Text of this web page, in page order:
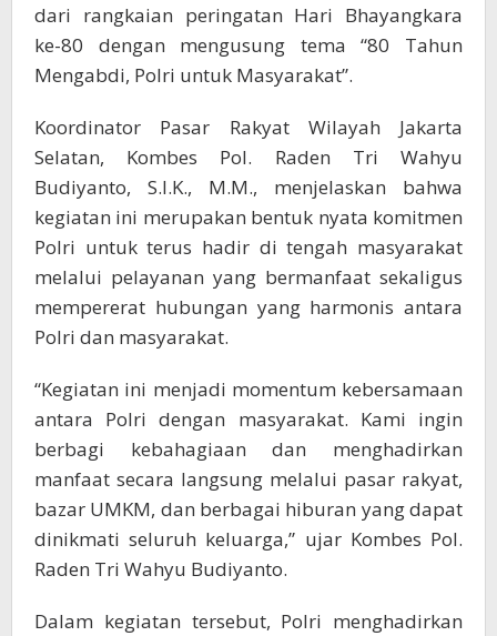
dari rangkaian peringatan Hari Bhayangkara
ke-80 dengan mengusung tema “80 Tahun
Mengabdi, Polri untuk Masyarakat”.
Koordinator Pasar Rakyat Wilayah Jakarta
Selatan, Kombes Pol. Raden Tri Wahyu
Budiyanto, S.I.K., M.M., menjelaskan bahwa
kegiatan ini merupakan bentuk nyata komitmen
Polri untuk terus hadir di tengah masyarakat
melalui pelayanan yang bermanfaat sekaligus
mempererat hubungan yang harmonis antara
Polri dan masyarakat.
“Kegiatan ini menjadi momentum kebersamaan
antara Polri dengan masyarakat. Kami ingin
berbagi kebahagiaan dan menghadirkan
manfaat secara langsung melalui pasar rakyat,
bazar UMKM, dan berbagai hiburan yang dapat
dinikmati seluruh keluarga,” ujar Kombes Pol.
Raden Tri Wahyu Budiyanto.
Dalam kegiatan tersebut, Polri menghadirkan